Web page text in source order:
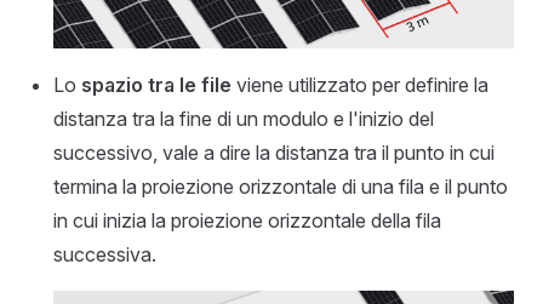
Lo spazio tra le file viene utilizzato per definire la
distanza tra la fine di un modulo e l'inizio del
successivo, vale a dire la distanza tra il punto in cui
termina la proiezione orizzontale di una fila e il punto
in cui inizia la proiezione orizzontale della fila
successiva.